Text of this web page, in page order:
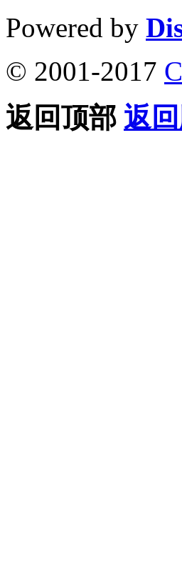
Powered by
© 2001-2017
返回顶部 返